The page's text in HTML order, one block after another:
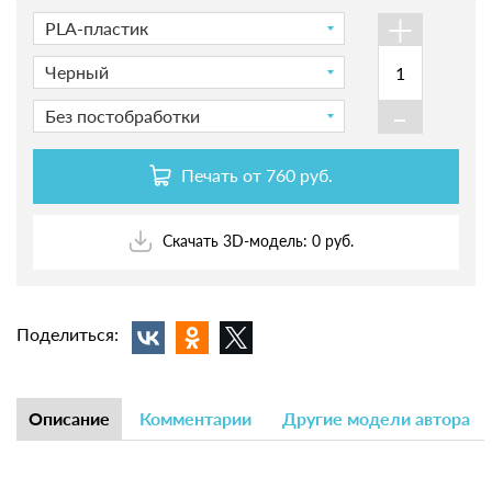
PLA-пластик
Черный
Без постобработки
+
-
Печать от 760 руб.
Скачать 3D-модель: 0 руб.
Поделиться:
Описание Комментарии Другие модели автора